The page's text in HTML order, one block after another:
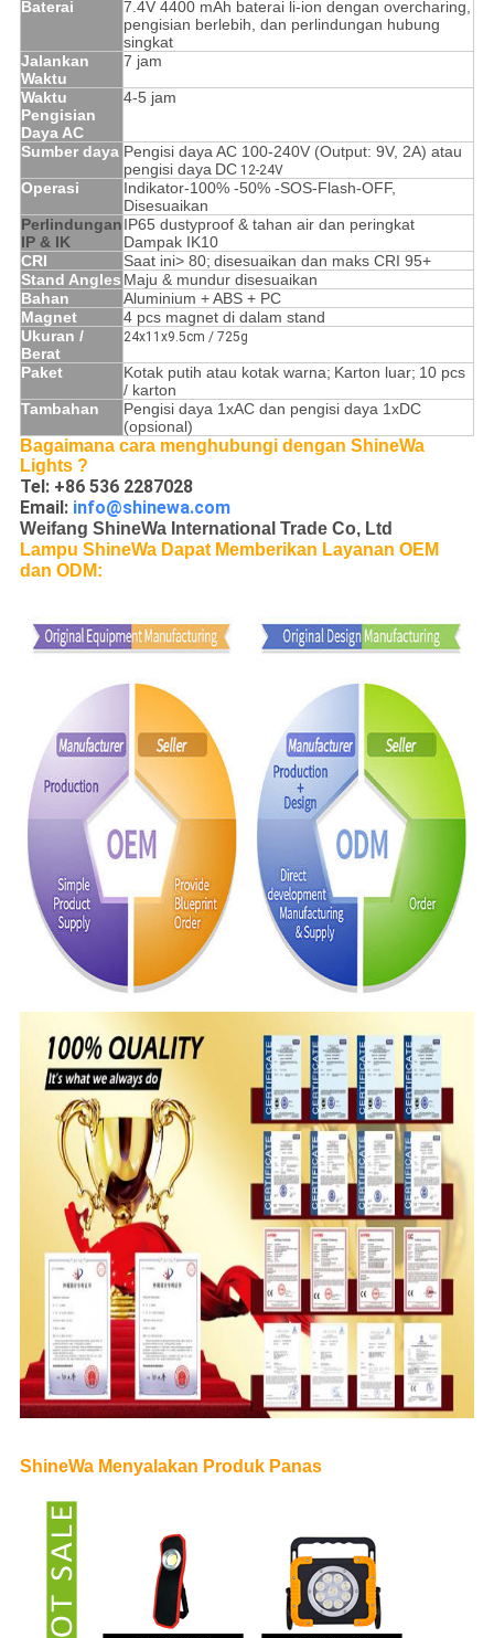
Baterai
7.4V 4400 mAh baterai li-ion dengan overcharing,
pengisian berlebih, dan perlindungan hubung
singkat
Jalankan
Waktu
7 jam
Waktu
Pengisian
Daya AC
4-5 jam
Sumber daya Pengisi daya AC 100-240V (Output: 9V, 2A) atau
pengisi daya DC12-24V
Operasi
Indikator-100% -50% -SOS-Flash-OFF,
Disesuaikan
Perlindungan
IP & IK
IP65 dustyproof & tahan air dan peringkat
Dampak IK10
CRI
Saat ini> 80; disesuaikan dan maks CRI 95+
Stand Angles Maju & mundur disesuaikan
Bahan
Aluminium + ABS + PC
Magnet
4 pcs magnet di dalam stand
Ukuran /
Berat
24x11x9.5cm / 725g
Paket Kotak putih atau kotak warna; Karton luar; 10 pcs
/ karton
Tambahan
Pengisi daya 1xAC dan pengisi daya 1xDC
(opsional)
Bagaimana cara menghubungi dengan ShineWa
Lights ?
Tel: +86 536 2287028
Email: info@shinewa.com
Weifang ShineWa International Trade Co, Ltd
Lampu ShineWa Dapat Memberikan Layanan OEM
dan ODM:
ShineWa Menyalakan Produk Panas